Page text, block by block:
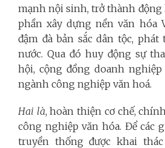
mạnh nội sinh, trở thành động
phần xây dựng nền văn hóa
đậm đà bản sắc dân tộc,
nước. Qua đó huy động sự
hội, cộng đồng doanh
ngành công nghiệp văn hoá.
Hai là, hoàn thiện cơ chế,
công nghiệp văn hóa. Để các
truyền thống được khai